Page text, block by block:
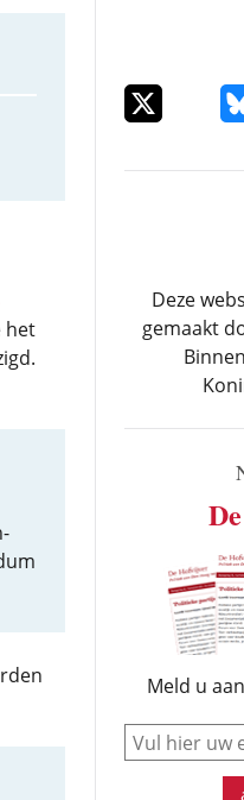
het
Deel dit item
Deze
gemaakt
Meld u